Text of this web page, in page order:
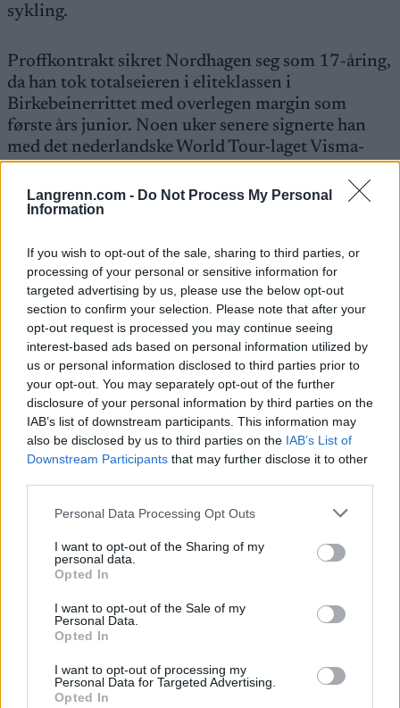
Langrenn.com - Do Not Process My Personal
Information
If you wish to opt-out of the sale, sharing to third parties, or
processing of your personal or sensitive information for
targeted advertising by us, please use the below opt-out
section to confirm your selection. Please note that after your
opt-out request is processed you may continue seeing
interest-based ads based on personal information utilized by
us or personal information disclosed to third parties prior to
your opt-out. You may separately opt-out of the further
disclosure of your personal information by third parties on the
IAB’s list of downstream participants. This information may
also be disclosed by us to third parties on the IAB’s List of
Downstream Participants that may further disclose it to other
Please note that this website/app uses one or more Google
not limited to your visit or usage behaviour. You may click to
grant or deny consent to Google and its third-party tags to
use your data for below specified purposes in below Google
consent section.
Personal Data Processing Opt Outs
I want to opt-out of the Sharing of my
personal data.
Opted In
I want to opt-out of the Sale of my
Personal Data.
Opted In
I want to opt-out of processing my
Personal Data for Targeted Advertising.
Opted In
sykling.
Proffkontrakt sikret Nordhagen seg som 17-åring,
da han tok totalseieren i eliteklassen i
Birkebeinerrittet med overlegen margin som
første års junior. Noen uker senere signerte han
med det nederlandske World Tour-laget Visma-
Se også:Gir full gass i to idretter: – Hvorfor
Saken fortsetter under
2024. Så la han opp skikarrieren tvert. Foto: Graeme
Matches forsiktig